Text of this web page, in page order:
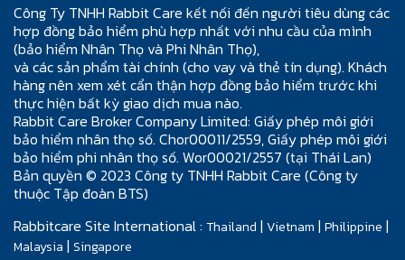
Công Ty TNHH Rabbit Care kết nối đến người tiêu dùng các
hợp đồng bảo hiểm phù hợp nhất với nhu cầu của mình
(bảo hiểm Nhân Thọ và Phi Nhân Thọ),
và các sản phẩm tài chính (cho vay và thẻ tín dụng). Khách
hàng nên xem xét cẩn thận hợp đồng bảo hiểm trước khi
thực hiện bất kỳ giao dịch mua nào.
Rabbit Care Broker Company Limited: Giấy phép môi giới
bảo hiểm nhân thọ số. Chor00011/2559, Giấy phép môi giới
bảo hiểm phi nhân thọ số. Wor00021/2557 (tại Thái Lan)
Bản quyền © 2023 Công ty TNHH Rabbit Care (Công ty
thuộc Tập đoàn BTS)
Rabbitcare Site International : Thailand | Vietnam | Philippine |
Malaysia | Singapore